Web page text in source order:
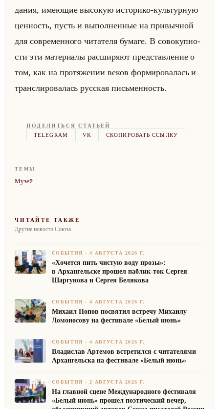
да­ния, име­ющие вы­со­кую ис­то­ри­ко-культур­ную
цен­ность, пусть и вы­пол­нен­ные на при­выч­ной
для со­вре­мен­но­го чи­та­те­ля бу­ма­ге. В со­во­куп­но­
сти эти ма­те­ри­алы рас­ши­ря­ют пред­став­ле­ние о
том, как на про­тя­же­нии веков фор­ми­ро­ва­лась и
транс­ли­ро­ва­лась рус­ская письмен­ность.
ПОДЕЛИТЬСЯ СТАТЬЁЙ
TELEGRAM
VK СКОПИРОВАТЬ ССЫЛКУ
ТЕМЫ
Музей
ЧИТАЙТЕ ТАКЖЕ
Другие новости Союза
СОБЫТИЯ ·4 АВГУСТА 2026 Г.
«Хочется пить чистую воду прозы»:
в Архангельске прошел паблик-ток Сергея
Шаргунова и Сергея Белякова
СОБЫТИЯ ·4 АВГУСТА 2026 Г.
Михаил Попов посвятил встречу Михаилу
Ломоносову на фестивале «Белый июнь»
СОБЫТИЯ ·4 АВГУСТА 2026 Г.
Владислав Артемов встретился с читателями
Архангельска на фестивале «Белый июнь»
СОБЫТИЯ ·2 АВГУСТА 2026 Г.
На главной сцене Международного фестиваля
«Белый июнь» прошел поэтический вечер,